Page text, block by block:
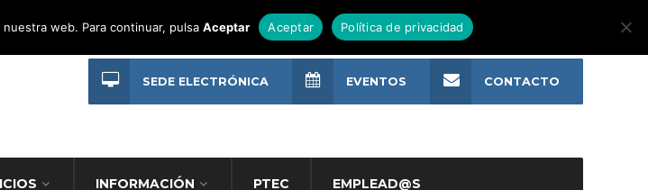
INFORMACIÓN PTEC EMPLEAD@S
SEDE ELECTRÓNICA EVENTOS CONTACTO
nuestra web. Para continuar, pulsaAceptar Aceptar Política de privacidad